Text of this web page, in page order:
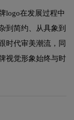
logo在发展过程中
到简约、从具象到
时代审美潮流，同
视觉形象始终与时